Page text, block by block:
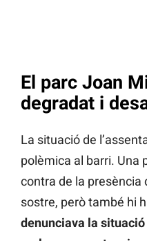
El parc Joan
degradat i
La situació de
polèmica al barri. Una
contra de la presència
sostre, però també hi
denunciava la